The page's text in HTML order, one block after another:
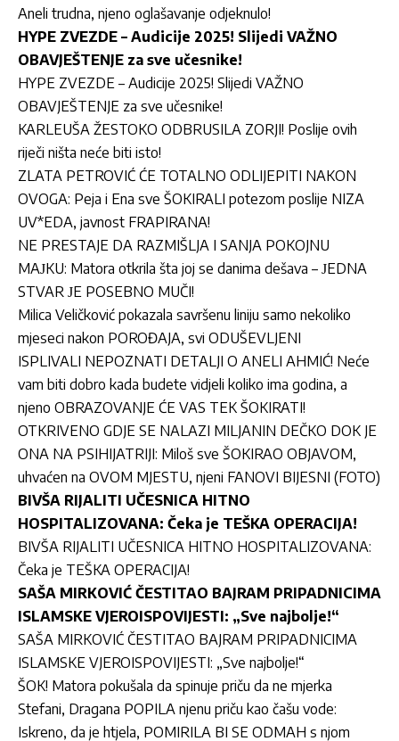
Aneli trudna, njeno oglašavanje odjeknulo!
HYPE ZVEZDE – Audicije 2025! Slijedi VAŽNO
OBAVJEŠTENJE za sve učesnike!
HYPE ZVEZDE – Audicije 2025! Slijedi VAŽNO
OBAVJEŠTENJE za sve učesnike!
KARLEUŠA ŽESTOKO ODBRUSILA ZORJI! Poslije ovih
riječi ništa neće biti isto!
ZLATA PETROVIĆ ĆE TOTALNO ODLIJEPITI NAKON
OVOGA: Peja i Ena sve ŠOKIRALI potezom poslije NIZA
UV*EDA, javnost FRAPIRANA!
NE PRESTAJE DA RAZMIŠLJA I SANJA POKOJNU
MAЈKU: Matora otkrila šta joj se danima dešava – ЈEDNA
STVAR ЈE POSEBNO MUČI!
Milica Veličković pokazala savršenu liniju samo nekoliko
mjeseci nakon POROĐAJA, svi ODUŠEVLJENI
ISPLIVALI NEPOZNATI DETALJI O ANELI AHMIĆ! Neće
vam biti dobro kada budete vidjeli koliko ima godina, a
njeno OBRAZOVANJE ĆE VAS TEK ŠOKIRATI!
OTKRIVENO GDJE SE NALAZI MILJANIN DEČKO DOK JE
ONA NA PSIHIJATRIJI: Miloš sve ŠOKIRAO OBJAVOM,
uhvaćen na OVOM MJESTU, njeni FANOVI BIJESNI (FOTO)
BIVŠA RIJALITI UČESNICA HITNO
HOSPITALIZOVANA: Čeka je TEŠKA OPERACIJA!
BIVŠA RIJALITI UČESNICA HITNO HOSPITALIZOVANA:
Čeka je TEŠKA OPERACIJA!
SAŠA MIRKOVIĆ ČESTITAO BAJRAM PRIPADNICIMA
ISLAMSKE VJEROISPOVIJESTI: „Sve najbolje!“
SAŠA MIRKOVIĆ ČESTITAO BAJRAM PRIPADNICIMA
ISLAMSKE VJEROISPOVIJESTI: „Sve najbolje!“
ŠOK! Matora pokušala da spinuje priču da ne mjerka
Stefani, Dragana POPILA njenu priču kao čašu vode:
Iskreno, da je htjela, POMIRILA BI SE ODMAH s njom